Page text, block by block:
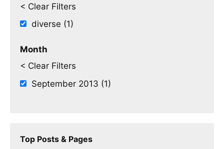
< Clear Filters
diverse (1)
Month
< Clear Filters
September 2013 (1)
Top Posts & Pages